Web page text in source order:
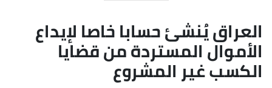
العراق يُنشئ حسابا خاصا لإيداع
الأموال المستردة من قضايا
الكسب غير المشروع